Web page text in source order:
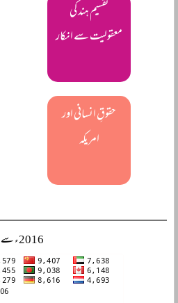
تقسیم ہند کی
معقولیت سے انکار
حقوقِ انسانی اور
امریکہ
2016ء سے